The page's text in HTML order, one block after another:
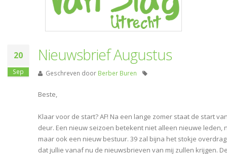
20
Sep
Nieuwsbrief Augustus
Geschreven door Berber Buren
Beste,
Klaar voor de start? AF! Na een lange zomer staat de start
deur. Een nieuw seizoen betekent niet alleen nieuwe leden,
maar ook een nieuw bestuur. 39 zal bijna het stokje
dat jullie vanaf nu de nieuwsbrieven van mij zullen krijgen.